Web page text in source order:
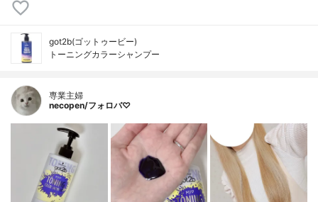
got2b(ゴットゥービー)
トーニングカラーシャンプー
専業主婦
necopen/フォロバ♡